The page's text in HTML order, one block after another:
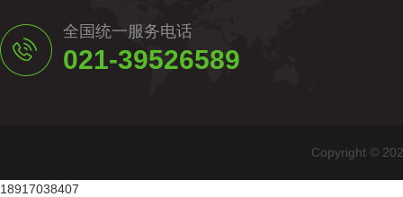
全国统一服务电话
021-39526589
Copyright ©
18917038407